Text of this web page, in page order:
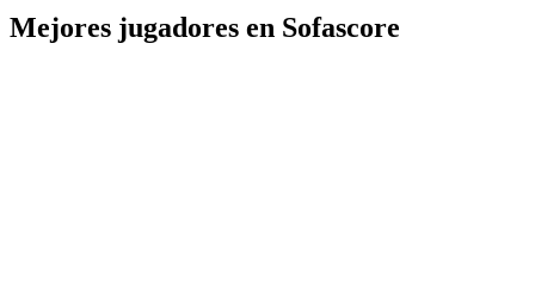
Mejores jugadores en Sofascore